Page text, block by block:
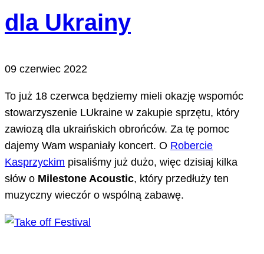
dla Ukrainy
09 czerwiec 2022
To już 18 czerwca będziemy mieli okazję wspomóc
stowarzyszenie LUkraine w zakupie sprzętu, który
zawiozą dla ukraińskich obrońców. Za tę pomoc
dajemy Wam wspaniały koncert. O Robercie
Kasprzyckim pisaliśmy już dużo, więc dzisiaj kilka
słów o Milestone Acoustic, który przedłuży ten
muzyczny wieczór o wspólną zabawę.